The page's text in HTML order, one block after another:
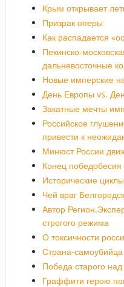
Крым открывает
Призрак оперы
Как распадается
Пекинско-
дальневосточные
Новые имперские
День Европы vs.
Закатные мечты
Российское
привести к
Минюст России
Конец победобесия
Исторические
Чей враг
Автор
строгого режима
О токсичности
Страна-самоубийца
Победа старого
Граффити герою